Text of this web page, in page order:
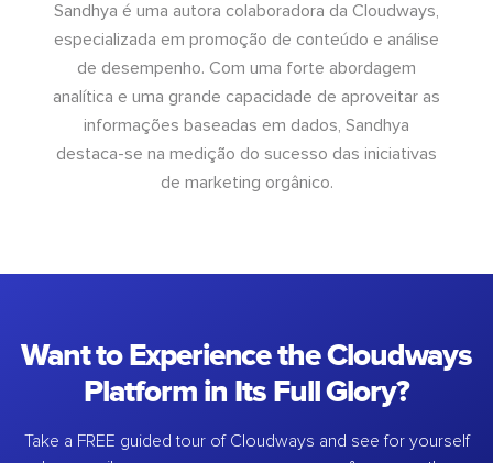
Sandhya é uma autora colaboradora da Cloudways,
especializada em promoção de conteúdo e análise
de desempenho. Com uma forte abordagem
analítica e uma grande capacidade de aproveitar as
informações baseadas em dados, Sandhya
destaca-se na medição do sucesso das iniciativas
de marketing orgânico.
Want to Experience the Cloudways
Platform in Its Full Glory?
Take a FREE guided tour of Cloudways and see for yourself